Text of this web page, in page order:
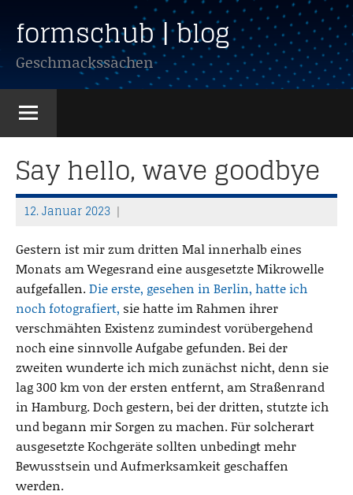
Inhalt
springen
formschub | blog
Geschmackssachen
Say hello, wave goodbye
12. Januar 2023
T
o
m
a
s
Gestern ist mir zum dritten Mal innerhalb eines
Monats am Wegesrand eine ausgesetzte Mikrowelle
aufgefallen.Die erste, gesehen in Berlin, hatte ich
noch fotografiert, sie hatte im Rahmen ihrer
verschmähten Existenz zumindest vorübergehend
noch eine sinnvolle Aufgabe gefunden. Bei der
zweiten wunderte ich mich zunächst nicht, denn sie
lag 300 km von der ersten entfernt, am Straßenrand
in Hamburg. Doch gestern, bei der dritten, stutzte ich
und begann mir Sorgen zu machen. Für solcherart
ausgesetzte Kochgeräte sollten unbedingt mehr
Bewusstsein und Aufmerksamkeit geschaffen
werden.